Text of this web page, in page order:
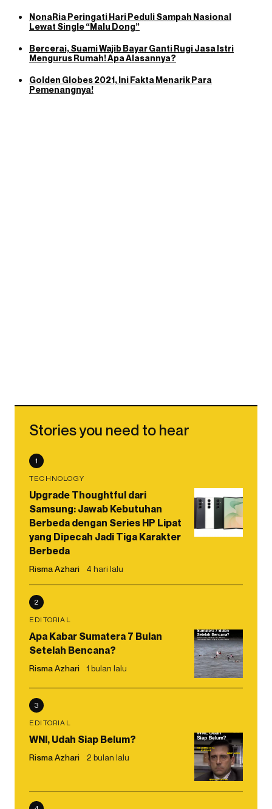
NonaRia Peringati Hari Peduli Sampah Nasional
Lewat Single “Malu Dong”
Bercerai, Suami Wajib Bayar Ganti Rugi Jasa Istri
Mengurus Rumah! Apa Alasannya?
Golden Globes 2021, Ini Fakta Menarik Para
Pemenangnya!
Stories you need to hear
1
TECHNOLOGY
Upgrade Thoughtful dari
Samsung: Jawab Kebutuhan
Berbeda dengan Series HP Lipat
yang Dipecah Jadi Tiga Karakter
Berbeda
Risma Azhari 4 hari lalu
2
EDITORIAL
Apa Kabar Sumatera 7 Bulan
Setelah Bencana?
Risma Azhari 1 bulan lalu
3
EDITORIAL
WNI, Udah Siap Belum?
Risma Azhari 2 bulan lalu